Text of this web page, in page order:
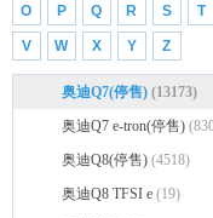
O P Q R S T
V W X Y Z
奥迪Q6 e-tron (8)
奥迪Q6 h-tron (1)
奥迪Q7(停售) (13173)
奥迪Q7 e-tron(停售)
奥迪Q8(停售) (4518)
奥迪Q8 TFSI e (19)